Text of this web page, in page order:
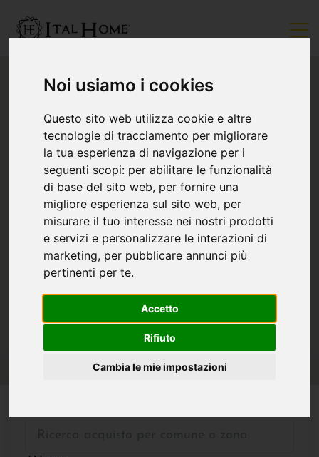
Noi usiamo i cookies
Questo sito web utilizza cookie e altre
tecnologie di tracciamento per migliorare
la tua esperienza di navigazione per i
seguenti scopi: per abilitare le funzionalità
di base del sito web, per fornire una
migliore esperienza sul sito web, per
misurare il tuo interesse nei nostri prodotti
e servizi e personalizzare le interazioni di
marketing, per pubblicare annunci più
pertinenti per te.
Accetto
Rifiuto
Cambia le mie impostazioni